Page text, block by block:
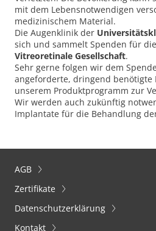
mit dem Lebensnotwendigen
medizinischem Material.
Die Augenklinik der
sich und sammelt Spenden für die
Vitreoretinale Gesellschaft.
Sehr gerne folgen wir dem
angeforderte, dringend benötigte
unserem Produktprogramm zur
Wir werden auch zukünftig
Implantate für die Behandlung
AGB
Zertifikate
Datenschutzerklärung
Kontakt